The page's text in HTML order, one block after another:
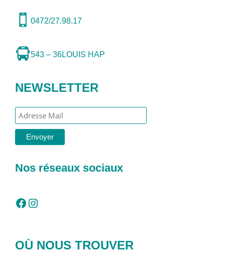
0472/27.98.17
543 – 36LOUIS HAP
NEWSLETTER
Nos réseaux sociaux
Facebook Instagram
OÙ NOUS TROUVER